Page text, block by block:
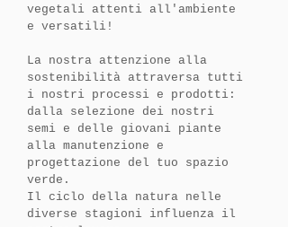
vegetali attenti all'ambiente
e versatili!
La nostra attenzione alla
sostenibilità attraversa tutti
i nostri processi e prodotti:
dalla selezione dei nostri
semi e delle giovani piante
alla manutenzione e
progettazione del tuo spazio
verde.
Il ciclo della natura nelle
diverse stagioni influenza il